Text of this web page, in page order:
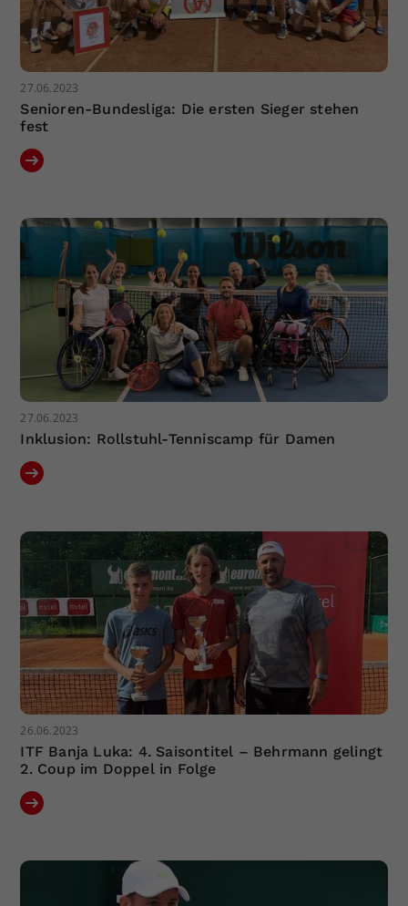
27.06.2023
Senioren-Bundesliga: Die ersten Sieger stehen
fest
27.06.2023
Inklusion: Rollstuhl-Tenniscamp für Damen
26.06.2023
ITF Banja Luka: 4. Saisontitel – Behrmann gelingt
2. Coup im Doppel in Folge